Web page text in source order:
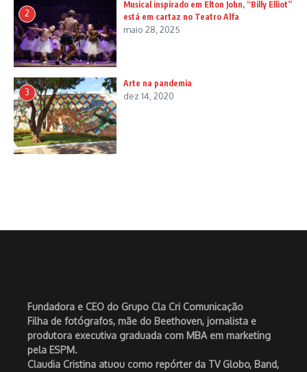
2
Musical inspirado em Elton John, “Billy Elliot”
está em cartaz no Teatro Alfa
maio 28, 2025
3
Arte na pandemia
dez 14, 2020
Fundadora e CEO do Grupo Cla Cri Comunicação
Filha de fotógrafos, mãe do Beethoven, jornalista e
produtora executiva graduada com MBA em marketing
pela ESPM.
Claudia Cristina atuou como repórter da TV Globo, Band,